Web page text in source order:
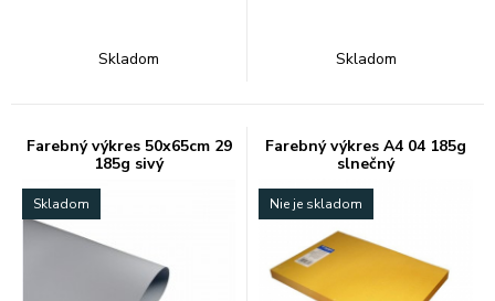
Skladom Skladom
Farebný výkres 50x65cm 29
185g sivý
Skladom
Farebný výkres A4 04 185g
slnečný
Nie je skladom